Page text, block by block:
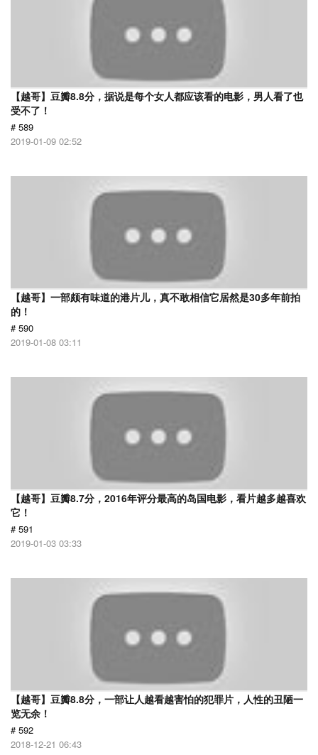
【越哥】豆瓣8.8分，据说是每个女人都应该看的电影，男人看了也
受不了！
# 589
2019-01-09 02:52
【越哥】一部颇有味道的港片儿，真不敢相信它居然是30多年前拍
的！
# 590
2019-01-08 03:11
【越哥】豆瓣8.7分，2016年评分最高的岛国电影，看片越多越喜欢
它！
# 591
2019-01-03 03:33
【越哥】豆瓣8.8分，一部让人越看越害怕的犯罪片，人性的丑陋一
览无余！
# 592
2018-12-21 06:43